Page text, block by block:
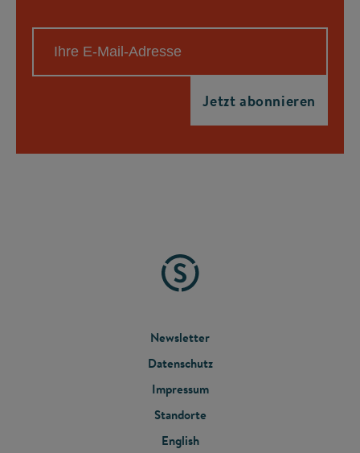
FOOTER
MENU
Newsletter
Datenschutz
Impressum
Standorte
English